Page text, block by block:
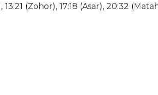
(Zohor), 17:18 (Asar), 20:32